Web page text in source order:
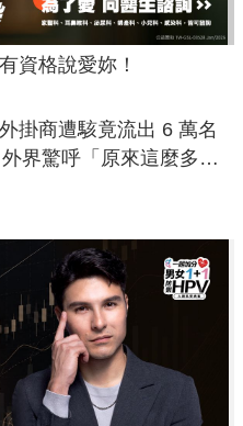
資格說愛妳！
外掛商遭駭竟流出 6 萬名
界驚呼「原來這麼多人